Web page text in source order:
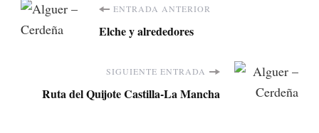
Navegación
entradas
ENTRADA ANTERIOR
Elche y alrededores
SIGUIENTE ENTRADA
Ruta del Quijote Castilla-La Mancha